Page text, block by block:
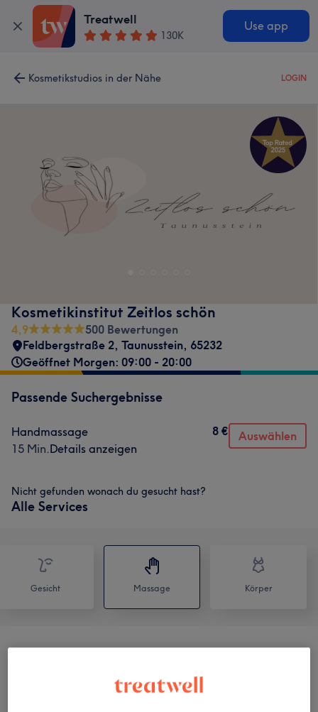
Treatwell
130K
Use app
Kosmetikstudios in der Nähe LOGIN
Kosmetikinstitut Zeitlos schön
4,9
500 Bewertungen
Feldbergstraße 2, Taunusstein, 65232
Geöffnet Morgen: 09:00 - 20:00
Passende Suchergebnisse
Handmassage
15 Min.Details anzeigen
8 € Auswählen
Nicht gefunden wonach du gesucht hast?
Alle Services
Gesicht Massage Körper